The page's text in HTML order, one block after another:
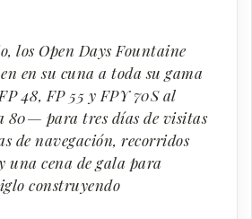
los Open Days Fountaine
en su cuna a toda su gama
48, FP 55 y FPY 70S al
80— para tres días de visitas
de navegación, recorridos
una cena de gala para
construyendo